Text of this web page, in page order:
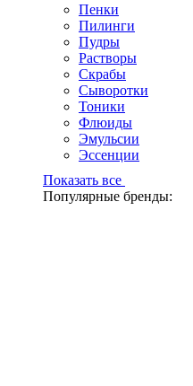
Пенки
Пилинги
Пудры
Растворы
Скрабы
Сыворотки
Тоники
Флюиды
Эмульсии
Эссенции
Показать все
Популярные бренды: